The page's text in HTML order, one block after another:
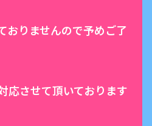
おりませんので予めご了
応させて頂いております